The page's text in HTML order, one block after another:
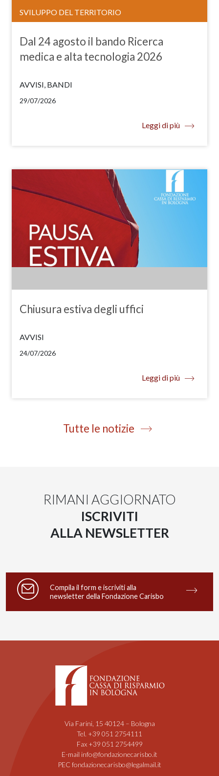
SVILUPPO DEL TERRITORIO
Dal 24 agosto il bando Ricerca
medica e alta tecnologia 2026
AVVISI, BANDI
29/07/2026
Leggi di più
Chiusura estiva degli uffici
AVVISI
24/07/2026
Leggi di più
Tutte le notizie
RIMANI AGGIORNATO
ISCRIVITI
ALLA NEWSLETTER
Compila il form e iscriviti alla
newsletter della Fondazione Carisbo
Via Farini, 15 40124 – Bologna
Tel. +39 051 2754111
Fax +39 051 2754499
E-mail info@fondazionecarisbo.it
PEC fondazionecarisbo@legalmail.it